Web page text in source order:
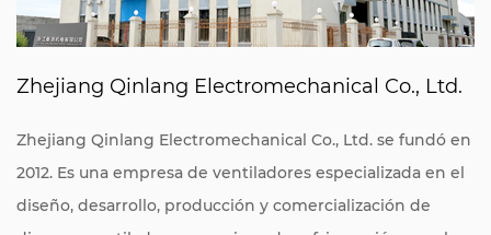
Zhejiang Qinlang Electromechanical Co., Ltd.
Zhejiang Qinlang Electromechanical Co., Ltd. se fundó en
2012. Es una empresa de ventiladores especializada en el
diseño, desarrollo, producción y comercialización de